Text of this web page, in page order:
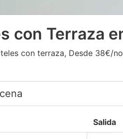
con Terraza
con terraza, Desde 38€/
Salida